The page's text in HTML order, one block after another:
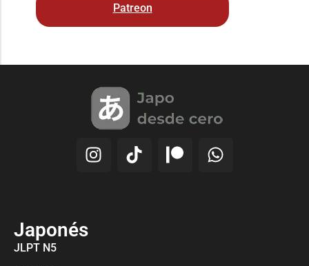
Patreon
Japonés
JLPT N5